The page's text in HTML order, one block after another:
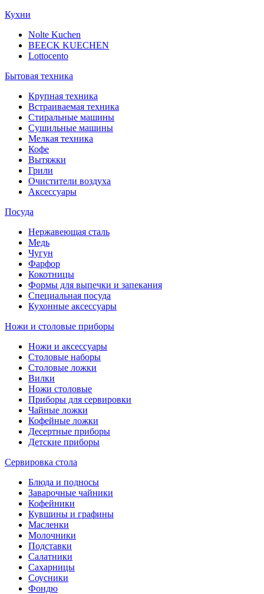
Кухни
Nolte Kuchen
BEECK KUECHEN
Lottocento
Бытовая техника
Крупная техника
Встраиваемая техника
Стиральные машины
Сушильные машины
Мелкая техника
Кофе
Вытяжки
Грили
Очистители воздуха
Аксессуары
Посуда
Нержавеющая сталь
Медь
Чугун
Фарфор
Кокотницы
Формы для выпечки и запекания
Специальная посуда
Кухонные аксессуары
Ножи и столовые приборы
Ножи и аксессуары
Столовые наборы
Столовые ложки
Вилки
Ножи столовые
Приборы для сервировки
Чайные ложки
Кофейные ложки
Десертные приборы
Детские приборы
Сервировка стола
Блюда и подносы
Заварочные чайники
Кофейники
Кувшины и графины
Масленки
Молочники
Подставки
Салатники
Сахарницы
Соусники
Фондю